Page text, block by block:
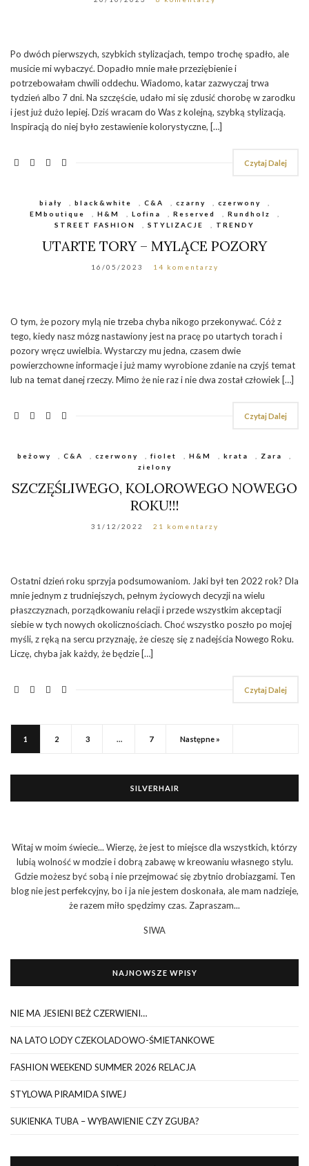
Po dwóch pierwszych, szybkich stylizacjach, tempo trochę spadło, ale
musicie mi wybaczyć. Dopadło mnie małe przeziębienie i
potrzebowałam chwili oddechu. Wiadomo, katar zazwyczaj trwa
tydzień albo 7 dni. Na szczęście, udało mi się zdusić chorobę w zarodku
i jest już dużo lepiej. Dziś wracam do Was z kolejną, szybką stylizacją.
Inspiracją do niej było zestawienie kolorystyczne, […]
Czytaj Dalej
biały black&white C&A czarny czerwony
EMboutique
H&M Lofina Reserved Rundholz
STREET FASHION
STYLIZACJE TRENDY
UTARTE TORY – MYLĄCE POZORY
16/05/2023 14 komentarzy
O tym, że pozory mylą nie trzeba chyba nikogo przekonywać. Cóż z
tego, kiedy nasz mózg nastawiony jest na pracę po utartych torach i
pozory wręcz uwielbia. Wystarczy mu jedna, czasem dwie
powierzchowne informacje i już mamy wyrobione zdanie na czyjś temat
lub na temat danej rzeczy. Mimo że nie raz i nie dwa został człowiek […]
Czytaj Dalej
beżowy C&A czerwony fiolet H&M krata Zara
zielony
SZCZĘŚLIWEGO, KOLOROWEGO NOWEGO
ROKU!!!
31/12/2022 21 komentarzy
Ostatni dzień roku sprzyja podsumowaniom. Jaki był ten 2022 rok? Dla
mnie jednym z trudniejszych, pełnym życiowych decyzji na wielu
płaszczyznach, porządkowaniu relacji i przede wszystkim akceptacji
siebie w tych nowych okolicznościach. Choć wszystko poszło po mojej
myśli, z ręką na sercu przyznaję, że cieszę się z nadejścia Nowego Roku.
Liczę, chyba jak każdy, że będzie […]
Czytaj Dalej
1 2 3 … 7 Następne »
SILVERHAIR
Witaj w moim świecie... Wierzę, że jest to miejsce dla wszystkich, którzy
lubią wolność w modzie i dobrą zabawę w kreowaniu własnego stylu.
Gdzie możesz być sobą i nie przejmować się zbytnio drobiazgami. Ten
blog nie jest perfekcyjny, bo i ja nie jestem doskonała, ale mam nadzieje,
że razem miło spędzimy czas. Zapraszam...
SIWA
NAJNOWSZE WPISY
NIE MA JESIENI BEŻ CZERWIENI…
NA LATO LODY CZEKOLADOWO-ŚMIETANKOWE
FASHION WEEKEND SUMMER 2026 RELACJA
STYLOWA PIRAMIDA SIWEJ
SUKIENKA TUBA – WYBAWIENIE CZY ZGUBA?